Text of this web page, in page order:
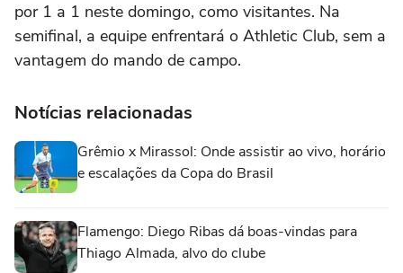
por 1 a 1 neste domingo, como visitantes. Na
semifinal, a equipe enfrentará o Athletic Club, sem a
vantagem do mando de campo.
Notícias relacionadas
Grêmio x Mirassol: Onde assistir ao vivo, horário
e escalações da Copa do Brasil
Flamengo: Diego Ribas dá boas-vindas para
Thiago Almada, alvo do clube